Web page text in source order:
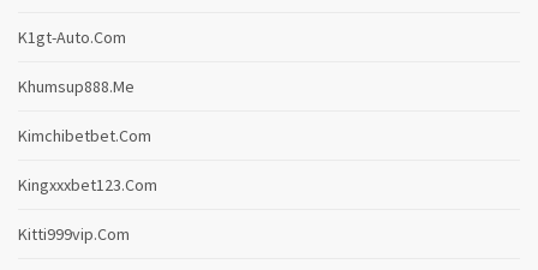
K1gt-Auto.com
Khumsup888.me
Kimchibetbet.com
Kingxxxbet123.com
Kitti999vip.com